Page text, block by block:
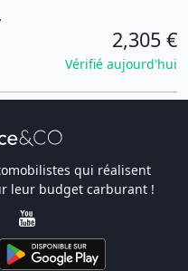
2,305 €
Vérifié aujourd'hui
qui réalisent
leur budget carburant !